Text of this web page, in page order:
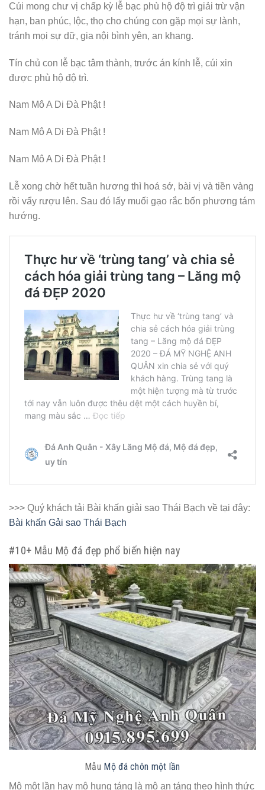
Cúi mong chư vị chấp kỳ lễ bạc phù hộ độ trì giải trừ vận
hạn, ban phúc, lộc, thọ cho chúng con gặp mọi sự lành,
tránh mọi sự dữ, gia nội bình yên, an khang.
Tín chủ con lễ bạc tâm thành, trước án kính lễ, cúi xin
được phù hộ độ trì.
Nam Mô A Di Đà Phật !
Nam Mô A Di Đà Phật !
Nam Mô A Di Đà Phật !
Lễ xong chờ hết tuần hương thì hoá sớ, bài vị và tiền vàng
rồi vẩy rượu lên. Sau đó lấy muối gạo rắc bốn phương tám
hướng.
>>> Quý khách tải Bài khấn giải sao Thái Bạch về tại đây:
Bài khấn Gải sao Thái Bạch
#10+ Mẫu Mộ đá đẹp phổ biến hiện nay
Mẫu Mộ đá chôn một lần
Mộ một lần hay mộ hung táng là mộ an táng theo hình thức